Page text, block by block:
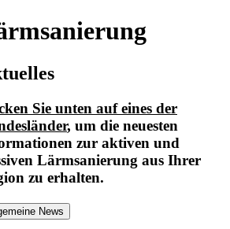
Sie unten auf eines der
, um die neuesten
zur aktiven und
Lärmsanierung aus Ihrer
zu erhalten.
News